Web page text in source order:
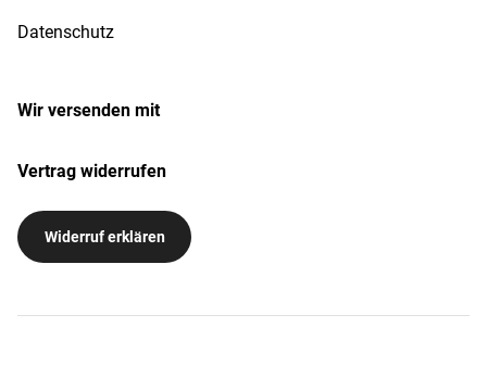
Datenschutz
Wir versenden mit
Vertrag widerrufen
Widerruf erklären